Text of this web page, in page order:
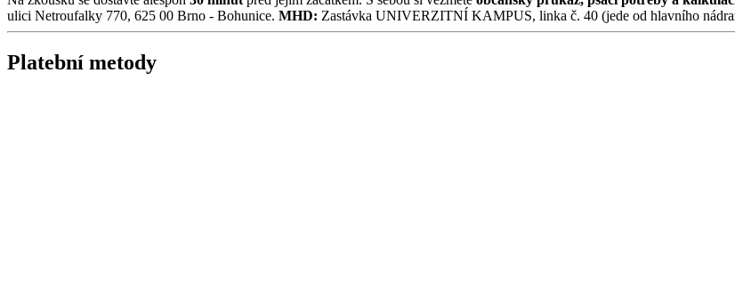
ulici Netroufalky 770, 625 00 Brno - Bohunice. MHD: Zastávka UNIVERZITNÍ KAMPUS, linka č. 40 (jede od hlavního
Platební metody